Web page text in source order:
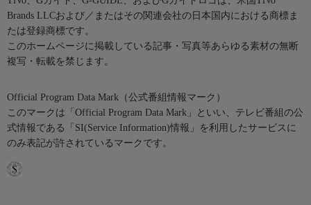
Brands LLCおよび／またはその関連会社の日本国内における商標ま
たは登録商標です。
このホームページに掲載している記事・写真等あらゆる素材の無断
複写・転載を禁じます。
Official Program Data Mark（公式番組情報マーク）
このマークは「Official Program Data Mark」といい、テレビ番組の公
式情報である「SI(Service Information)情報」を利用したサービスに
のみ表記が許されているマークです。